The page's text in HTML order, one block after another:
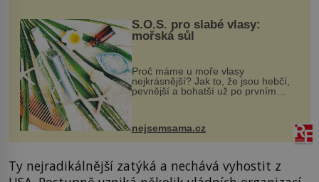
S.O.S. pro slabé vlasy:
mořská sůl
Proč máme u moře vlasy
nejkrásnější? Jak to, že jsou hebčí,
pevnější a bohatší už po prvním
vlasy. ...
nejsemsama.cz
Ty nejradikálnější zatýká a nechává vyhostit z